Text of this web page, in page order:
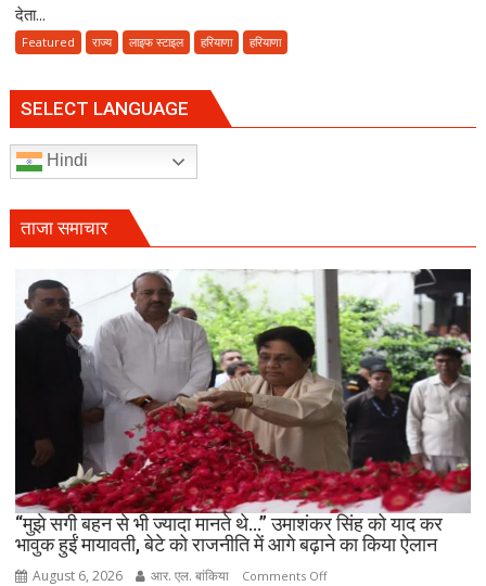
आई
अकेले
विदा
पिता,
वृद्धाश्रम
में
कपड़ा
व्यापारी
मौत
देता...
Featured राज्य लाइफ स्टाइल हरियाणा हरियाणा
SELECT LANGUAGE
Hindi
ताजा समाचार
“मुझे सगी बहन से भी ज्यादा मानते थे…” उमाशंकर सिंह को याद कर
भावुक हुईं मायावती, बेटे को राजनीति में आगे बढ़ाने का किया ऐलान
August 6, 2026 आर. एल. बांकिया Comments Offon